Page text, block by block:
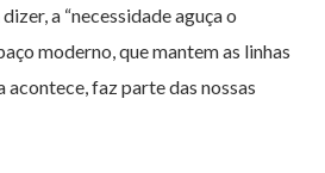
a “necessidade aguça o
moderno, que mantem as linhas
faz parte das nossas